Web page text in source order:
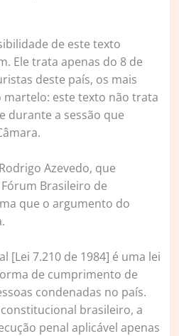
de este texto
Ele trata apenas do 8 de
deste país, os mais
este texto não trata
durante a sessão que
Azevedo, que
Brasileiro de
que o argumento do
[Lei 7.210 de 1984] é uma lei
de cumprimento de
condenadas no país.
brasileiro, a
penal aplicável apenas